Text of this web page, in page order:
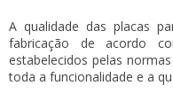
A qualidade das placas
fabricação de acordo
estabelecidos pelas
toda a funcionalidade e a